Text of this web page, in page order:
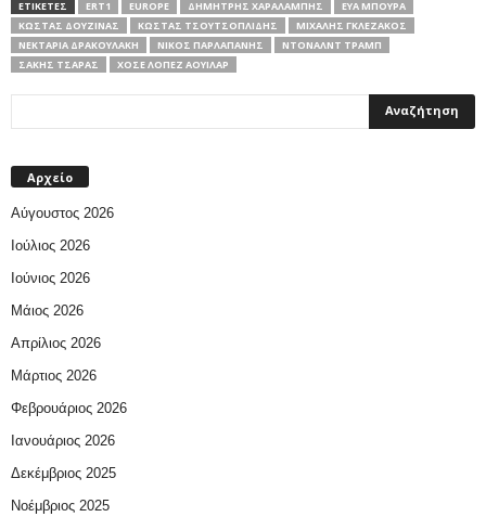
ΕΤΙΚΕΤΕΣ ERT1 EUROPE ΔΗΜΉΤΡΗΣ ΧΑΡΑΛΆΜΠΗΣ
ΕΎΑ ΜΠΟΎΡΑ
ΚΏΣΤΑΣ ΔΟΥΖΊΝΑΣ
ΚΏΣΤΑΣ ΤΣΟΥΤΣΟΠΛΊΔΗΣ
ΜΙΧΆΛΗΣ ΓΚΛΕΖΆΚΟΣ
ΝΕΚΤΑΡΊΑ ΔΡΑΚΟΥΛΆΚΗ
ΝΊΚΟΣ ΠΑΡΛΑΠΆΝΗΣ
ΝΤΌΝΑΛΝΤ ΤΡΑΜΠ
ΣΆΚΗΣ ΤΣΆΡΑΣ
ΧΟΣΈ ΛΟΠΈΖ ΑΟΥΙΛΆΡ
Αρχείο
Αύγουστος 2026
Ιούλιος 2026
Ιούνιος 2026
Μάιος 2026
Απρίλιος 2026
Μάρτιος 2026
Φεβρουάριος 2026
Ιανουάριος 2026
Δεκέμβριος 2025
Νοέμβριος 2025